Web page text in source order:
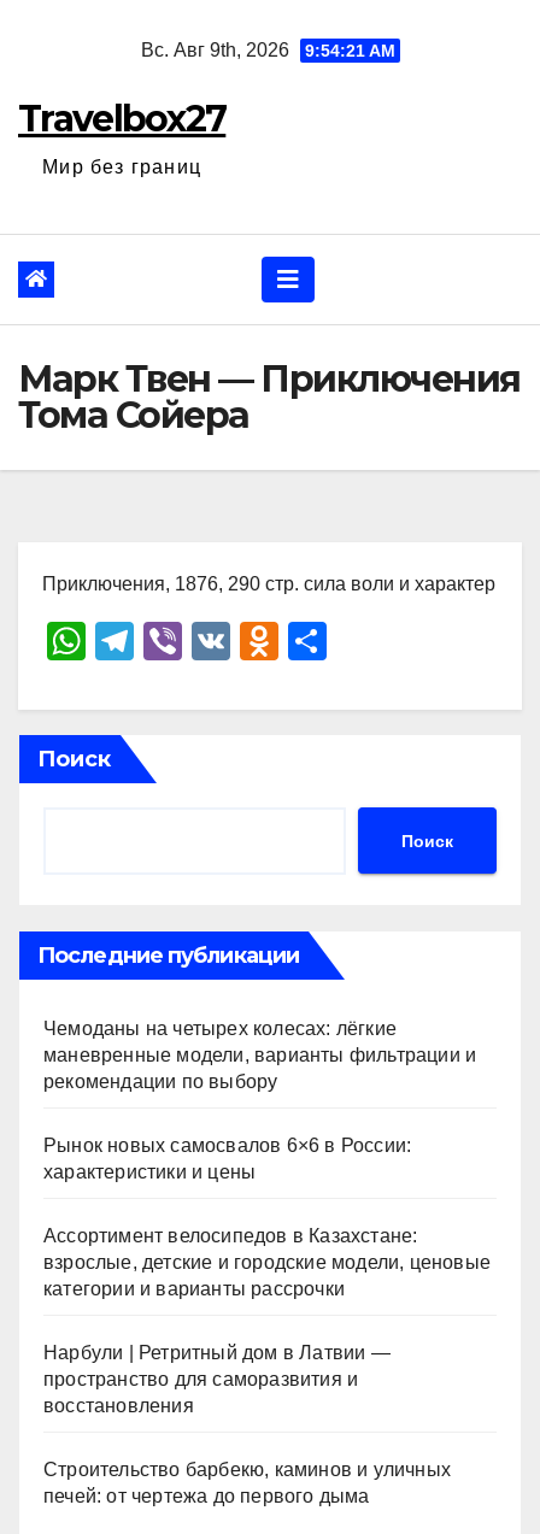
Вс. Авг 9th, 2026 9:54:22 AM
Travelbox27
Мир без границ
Марк Твен — Приключения
Тома Сойера
Приключения, 1876, 290 стр. сила воли и характер
W
at
s
A
T
e
gr
a
Vi
er
V
O
n
ki
р
ть
Поиск
Поиск
Последние публикации
Чемоданы на четырех колесах: лёгкие
маневренные модели, варианты фильтрации и
рекомендации по выбору
Рынок новых самосвалов 6×6 в России:
характеристики и цены
Ассортимент велосипедов в Казахстане:
взрослые, детские и городские модели, ценовые
категории и варианты рассрочки
Нарбули | Ретритный дом в Латвии —
пространство для саморазвития и
восстановления
Строительство барбекю, каминов и уличных
печей: от чертежа до первого дыма